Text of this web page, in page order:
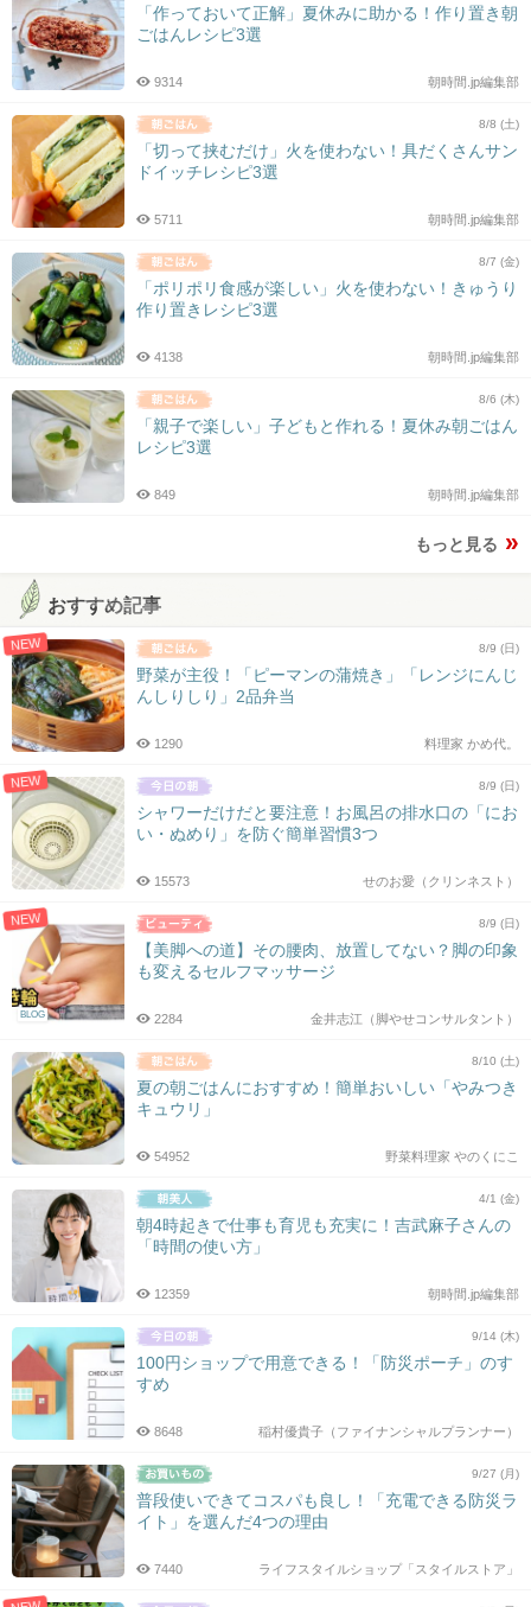
「作っておいて正解」夏休みに助かる！作り置き朝
ごはんレシピ3選
朝時間.jp編集部
9314
8/8 (土)
「切って挟むだけ」火を使わない！具だくさんサン
ドイッチレシピ3選
朝時間.jp編集部
5711
8/7 (金)
「ポリポリ食感が楽しい」火を使わない！きゅうり
作り置きレシピ3選
朝時間.jp編集部
4138
8/6 (木)
「親子で楽しい」子どもと作れる！夏休み朝ごはん
レシピ3選
朝時間.jp編集部
849
もっと見る
おすすめ記事
NEW 8/9 (日)
野菜が主役！「ピーマンの蒲焼き」「レンジにんじ
んしりしり」2品弁当
料理家 かめ代。
1290
NEW 8/9 (日)
シャワーだけだと要注意！お風呂の排水口の「にお
い・ぬめり」を防ぐ簡単習慣3つ
せのお愛（クリンネスト）
15573
NEW
BLOG
8/9 (日)
【美脚への道】その腰肉、放置してない？脚の印象
も変えるセルフマッサージ
金井志江（脚やせコンサルタント）
2284
8/10 (土)
夏の朝ごはんにおすすめ！簡単おいしい「やみつき
キュウリ」
野菜料理家 やのくにこ
54952
4/1 (金)
朝4時起きで仕事も育児も充実に！吉武麻子さんの
「時間の使い方」
朝時間.jp編集部
12359
9/14 (木)
100円ショップで用意できる！「防災ポーチ」のす
すめ
稲村優貴子（ファイナンシャルプランナー）
8648
9/27 (月)
普段使いできてコスパも良し！「充電できる防災ラ
イト」を選んだ4つの理由
ライフスタイルショップ「スタイルストア」
7440